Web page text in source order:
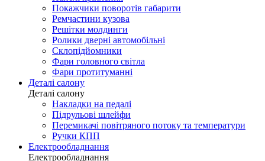
Покажчики поворотів габарити
Ремчастини кузова
Решітки молдинги
Ролики дверні автомобільні
Склопідйомники
Фари головного світла
Фари протитуманні
Деталі салону
Деталі салону
Накладки на педалі
Підрульові шлейфи
Перемикачі повітряного потоку та температури
Ручки КПП
Електрообладнання
Електрообладнання